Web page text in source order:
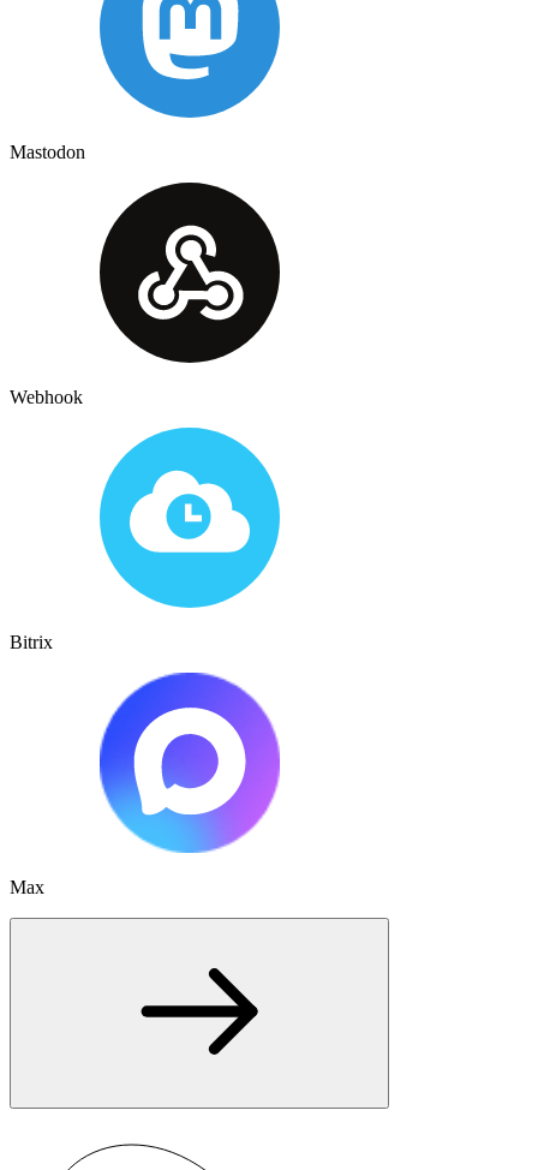
Mastodon
Webhook
Bitrix
Max